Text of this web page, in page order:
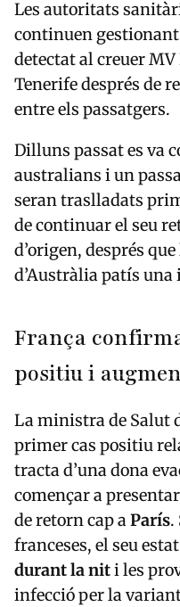
Les autoritats
continuen
detectat al creuer
Tenerife després de
entre els passatgers.
Dilluns passat es va
australians i un
seran traslladats
de continuar el seu
d’origen, després
d’Austràlia patís
França
positiu i
La ministra de Salut
primer cas positiu
tracta d’una dona
començar a
de retorn cap aParís.
franceses, el seu
durant la niti les
infecció per la